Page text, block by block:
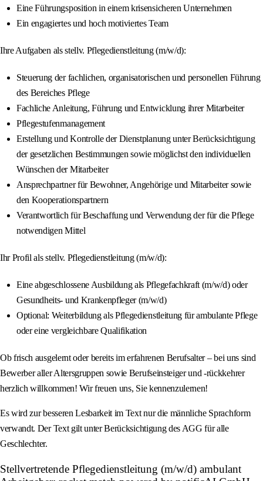
Eine Führungsposition in einem krisensicheren Unternehmen
Ein engagiertes und hoch motiviertes Team
Ihre Aufgaben als stellv. Pflegedienstleitung (m/w/d):
Steuerung der fachlichen, organisatorischen und personellen Führung
des Bereiches Pflege
Fachliche Anleitung, Führung und Entwicklung ihrer Mitarbeiter
Pflegestufenmanagement
Erstellung und Kontrolle der Dienstplanung unter Berücksichtigung
der gesetzlichen Bestimmungen sowie möglichst den individuellen
Wünschen der Mitarbeiter
Ansprechpartner für Bewohner, Angehörige und Mitarbeiter sowie
den Kooperationspartnern
Verantwortlich für Beschaffung und Verwendung der für die Pflege
notwendigen Mittel
Ihr Profil als stellv. Pflegedienstleitung (m/w/d):
Eine abgeschlossene Ausbildung als Pflegefachkraft (m/w/d) oder
Gesundheits- und Krankenpfleger (m/w/d)
Optional: Weiterbildung als Pflegedienstleitung für ambulante Pflege
oder eine vergleichbare Qualifikation
Ob frisch ausgelernt oder bereits im erfahrenen Berufsalter – bei uns sind
Bewerber aller Altersgruppen sowie Berufseinsteiger und -rückkehrer
herzlich willkommen! Wir freuen uns, Sie kennenzulernen!
Es wird zur besseren Lesbarkeit im Text nur die männliche Sprachform
verwandt. Der Text gilt unter Berücksichtigung des AGG für alle
Geschlechter.
Stellvertretende Pflegedienstleitung (m/w/d) ambulant